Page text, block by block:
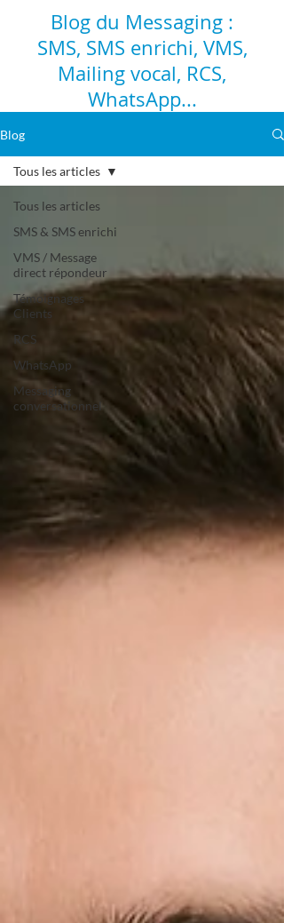
Blog du Messaging :
SMS, SMS enrichi, VMS,
Mailing vocal, RCS,
WhatsApp...
Blog
Tous les articles
SMS & SMS enrichi
VMS / Message
direct répondeur
Témoignages
Clients
RCS
WhatsApp
Messaging
conversationnel
Tous les articles